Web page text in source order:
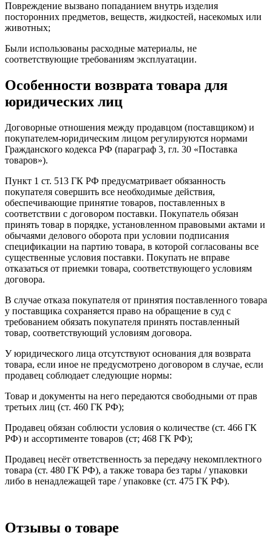
Повреждение вызвано попаданием внутрь изделия
посторонних предметов, веществ, жидкостей, насекомых или
животных;
Были использованы расходные материалы, не
соответствующие требованиям эксплуатации.
Особенности возврата товара для
юридических лиц
Договорные отношения между продавцом (поставщиком) и
покупателем-юридическим лицом регулируются нормами
Гражданского кодекса РФ (параграф 3, гл. 30 «Поставка
товаров»).
Пункт 1 ст. 513 ГК РФ предусматривает обязанность
покупателя совершить все необходимые действия,
обеспечивающие принятие товаров, поставленных в
соответствии с договором поставки. Покупатель обязан
принять товар в порядке, установленном правовыми актами и
обычаями делового оборота при условии подписания
спецификации на партию товара, в которой согласованы все
существенные условия поставки. Покупать не вправе
отказаться от приемки товара, соответствующего условиям
договора.
В случае отказа покупателя от принятия поставленного товара
у поставщика сохраняется право на обращение в суд с
требованием обязать покупателя принять поставленный
товар, соответствующий условиям договора.
У юридического лица отсутствуют основания для возврата
товара, если иное не предусмотрено договором в случае, если
продавец соблюдает следующие нормы:
Товар и документы на него передаются свободными от прав
третьих лиц (ст. 460 ГК РФ);
Продавец обязан соблюсти условия о количестве (ст. 466 ГК
РФ) и ассортименте товаров (ст; 468 ГК РФ);
Продавец несёт ответственность за передачу некомплектного
товара (ст. 480 ГК РФ), а также товара без тары / упаковки
либо в ненадлежащей таре / упаковке (ст. 475 ГК РФ).
Отзывы о товаре